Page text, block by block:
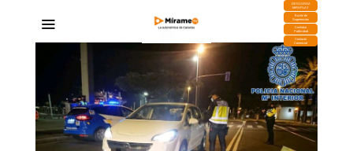
DESCARGA
MIRAPLAY
Buzón de
Sugerencias
Contratar
Publicidad
Contacto
Comercial